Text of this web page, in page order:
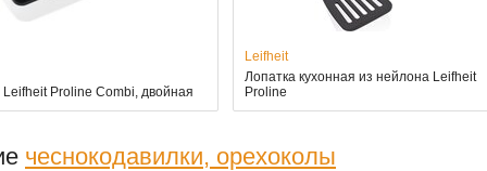
Proline Combi, двойная
Leifheit
Лопатка кухонная из нейлона Leifheit
Proline
чеснокодавилки, орехоколы